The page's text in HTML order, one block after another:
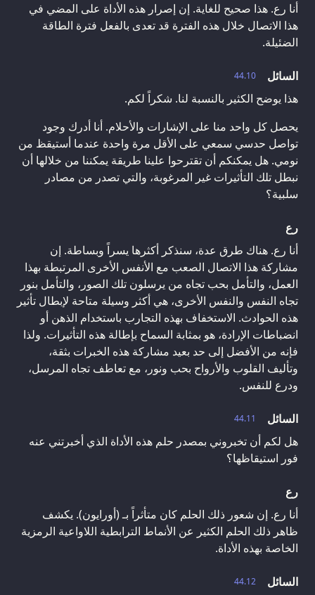
أنا رع. هذا صحيح للغاية. إن إصرار هذه الأداة على المضي في
هذا الاتصال خلال هذه الفترة قد تعدى بالفعل فترة الطاقة
الضئيلة.
44.10
السائل
هذا يوضح الكثير بالنسبة لنا. شكراً لكم.
يحصل كل واحد منا على الإشارات والأحلام. أنا أدرك وجود
تواصل حدسي سمعي على الأقل مرة واحدة عندما أستيقظ من
نومي. هل يمكنكم أن تقترحوا علينا طريقة يمكننا من خلالها أن
نبطل تلك التأثيرات غير المرغوبة، والتي تصدر من مصادر
سلبية؟
رع
أنا رع. هناك طرق عدة، سنذكر أكثرها يسراً وبساطة. إن
مشاركة هذا الاتصال الصعب مع الأنفس الأخرى المرتبطة بهذا
العمل، والتأمل بحب تجاه من يرسلون تلك الصور، والتأمل بنور
تجاه النفس والنفس الأخرى، هي أكثر وسيلة متاحة لإبطال تأثير
هذه الحوادث. الاستخفاف بهذه التجارب باستخدام الذهن أو
انضباطات الإرادة، هو بمثابة السماح بإطالة هذه التأثيرات. ولذا
فإنه من الأفضل إلى حد بعيد مشاركة هذه الخبرات بثقة،
وتأليف القلوب والأرواح بحب ونور، مع تعاطف تجاه المرسل،
ودرع للنفس.
44.11
السائل
هل لكم أن تخبروني بمصدر حلم هذه الأداة الذي أخبرتني عنه
فور استيقاظها؟
رع
أنا رع. إن شعور ذلك الحلم كان متأثراً بـ (أورايون). يكشف
ظاهر ذلك الحلم الكثير عن الأنماط الترابطية اللاواعية الرمزية
الخاصة بهذه الأداة.
44.12 السائل